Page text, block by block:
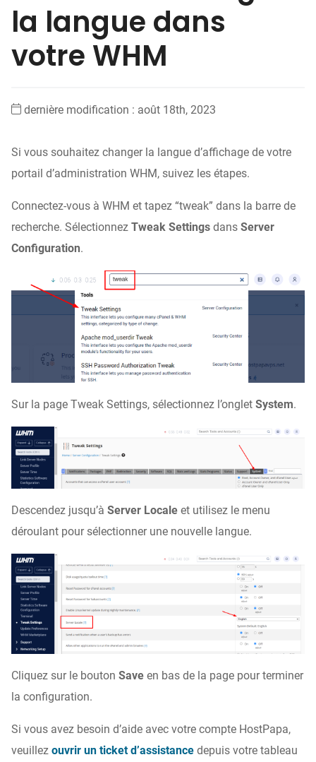
la langue dans
votre WHM
dernière modification : août 18th, 2023
Si vous souhaitez changer la langue d’affichage de votre
portail d’administration WHM, suivez les étapes.
Connectez-vous à WHM et tapez “tweak” dans la barre de
recherche. Sélectionnez Tweak Settings dans Server
Configuration.
Sur la page Tweak Settings, sélectionnez l’onglet System.
Descendez jusqu’à Server Locale et utilisez le menu
déroulant pour sélectionner une nouvelle langue.
Cliquez sur le bouton Save en bas de la page pour terminer
la configuration.
Si vous avez besoin d’aide avec votre compte HostPapa,
veuillez ouvrir un ticket d’assistance depuis votre tableau